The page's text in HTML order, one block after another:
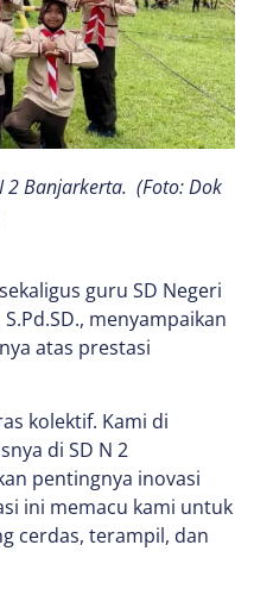
2 Banjarkerta. (Foto: Dok
guru SD Negeri
menyampaikan
atas prestasi
kolektif. Kami di
di SD N 2
pentingnya inovasi
ini memacu kami untuk
cerdas, terampil, dan